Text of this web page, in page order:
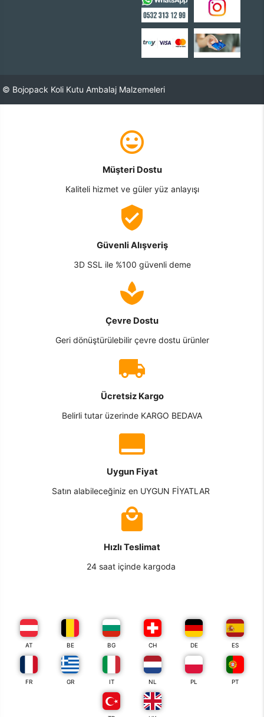
© Bojopack Koli Kutu Ambalaj Malzemeleri
Müşteri Dostu
Kaliteli hizmet ve güler yüz anlayışı
Güvenli Alışveriş
3D SSL ile %100 güvenli deme
Çevre Dostu
Geri dönüştürülebilir çevre dostu ürünler
Ücretsiz Kargo
Belirli tutar üzerinde KARGO BEDAVA
Uygun Fiyat
Satın alabileceğiniz en UYGUN FİYATLAR
Hızlı Teslimat
24 saat içinde kargoda
AT BE BG CH DE ES
FR GR IT NL PL PT